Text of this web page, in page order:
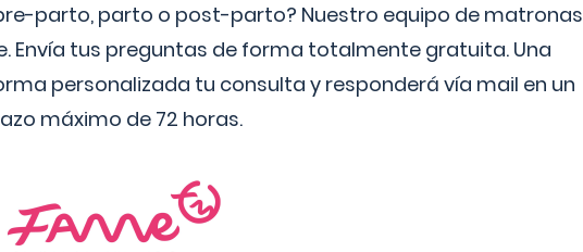
parto, parto o post-parto? Nuestro equipo de matronas
Envía tus preguntas de forma totalmente gratuita. Una
personalizada tu consulta y responderá vía mail en un
máximo de 72 horas.